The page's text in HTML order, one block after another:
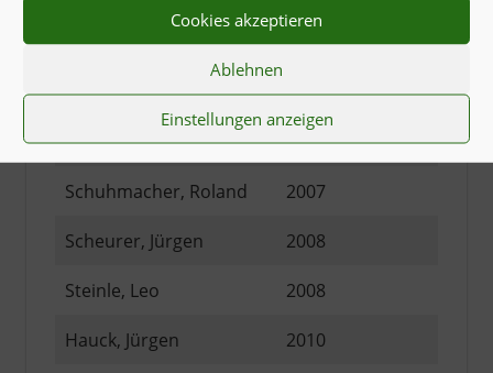
Cookies akzeptieren
Ablehnen
Einstellungen anzeigen
Widmann, Nadja 2007
Heiler, Alex 2007
Stork, Karl-Heinz 2007
Schuhmacher, Roland 2007
Scheurer, Jürgen 2008
Steinle, Leo 2008
Hauck, Jürgen 2010